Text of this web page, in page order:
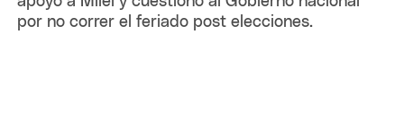
por no correr el feriado post elecciones.